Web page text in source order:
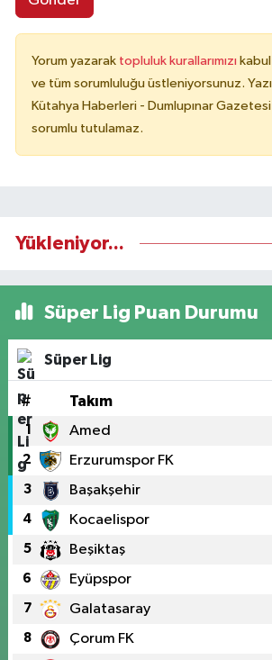
Yorum yazarak topluluk kurallarımızı
ve tüm sorumluluğu üstleniyorsunuz.
Kütahya Haberleri - Dumlupınar
sorumlu tutulamaz.
Yükleniyor...
Süper Lig Puan Durumu
Süper Lig
# Takım
1 Amed
2 Erzurumspor FK
3 Başakşehir
4 Kocaelispor
5 Beşiktaş
6 Eyüpspor
7 Galatasaray
8 Çorum FK